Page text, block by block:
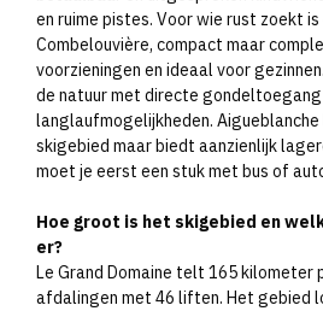
en ruime pistes. Voor wie rust zoekt is
Combelouvière, compact maar
voorzieningen en ideaal voor
de natuur met directe
langlaufmogelijkheden.
skigebied maar biedt aanzienlijk
moet je eerst een stuk met bus of
Hoe groot is het skigebied en
er?
Le Grand Domaine telt 165 kilometer
afdalingen met 46 liften. Het gebied